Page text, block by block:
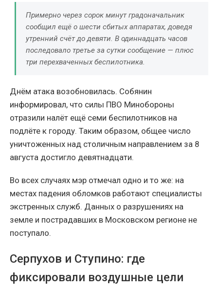
Примерно через сорок минут градоначальник
сообщил ещё о шести сбитых аппаратах, доведя
утренний счёт до девяти. В одиннадцать часов
последовало третье за сутки сообщение — плюс
три перехваченных беспилотника.
Днём атака возобновилась. Собянин
информировал, что силы ПВО Минобороны
отразили налёт ещё семи беспилотников на
подлёте к городу. Таким образом, общее число
уничтоженных над столичным направлением за 8
августа достигло девятнадцати.
Во всех случаях мэр отмечал одно и то же: на
местах падения обломков работают специалисты
экстренных служб. Данных о разрушениях на
земле и пострадавших в Московском регионе не
поступало.
Серпухов и Ступино: где
фиксировали воздушные цели